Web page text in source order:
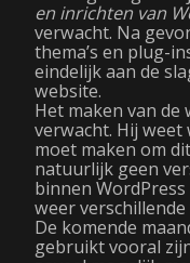
en inrichten van
verwacht. Na
thema’s en plug-
eindelijk aan de
website.
Het maken van de
verwacht. Hij
moet maken om
natuurlijk geen
binnen
weer
De komende
gebruikt vooral